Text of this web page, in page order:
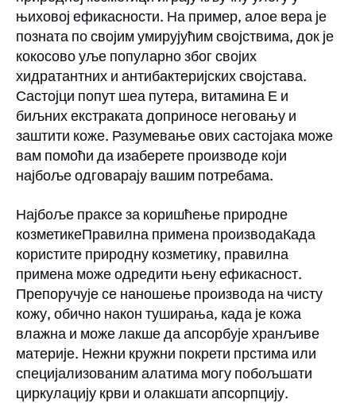
њиховој ефикасности. На пример, алое вера је
позната по својим умирујућим својствима, док је
кокосово уље популарно због својих
хидратантних и антибактеријских својстава.
Састојци попут шеа путера, витамина Е и
биљних екстраката доприносе неговању и
заштити коже. Разумевање ових састојака може
вам помоћи да изаберете производе који
најбоље одговарају вашим потребама.
Најбоље праксе за коришћење природне
козметикеПравилна примена производаКада
користите природну козметику, правилна
примена може одредити њену ефикасност.
Препоручује се наношење производа на чисту
кожу, обично након туширања, када је кожа
влажна и може лакше да апсорбује хранљиве
материје. Нежни кружни покрети прстима или
специјализованим алатима могу побољшати
циркулацију крви и олакшати апсорпцију.